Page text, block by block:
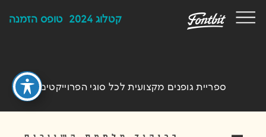
F קטלוג 2024 טופס הזמנה
ספריית גופנים מקצועית לכל סוגי הפרוייקטים